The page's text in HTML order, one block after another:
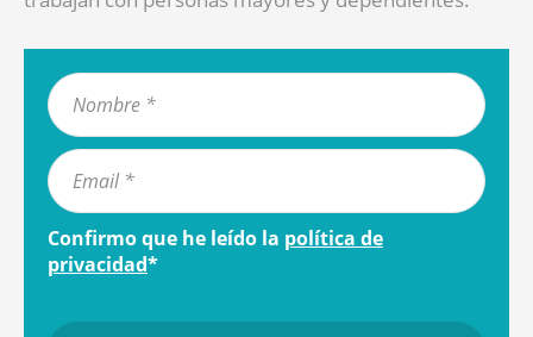
Confirmo que he leído la política de
privacidad*